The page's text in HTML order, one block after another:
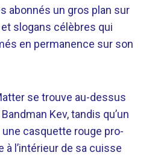
abonnés un gros plan sur
slogans célèbres qui
en permanence sur son
se trouve au-dessus
Kev, tandis qu’un
casquette rouge pro-
à l’intérieur de sa cuisse